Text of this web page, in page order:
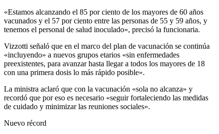
«Estamos alcanzando el 85 por ciento de los mayores de 60 años
vacunados y el 57 por ciento entre las personas de 55 y 59 años, y
tenemos el personal de salud inoculado», precisó la funcionaria.
Vizzotti señaló que en el marco del plan de vacunación se continúa
«incluyendo» a nuevos grupos etarios «sin enfermedades
preexistentes, para avanzar hasta llegar a todos los mayores de 18
con una primera dosis lo más rápido posible».
La ministra aclaró que con la vacunación «sola no alcanza» y
recordó que por eso es necesario «seguir fortaleciendo las medidas
de cuidado y minimizar las reuniones sociales».
Nuevo récord